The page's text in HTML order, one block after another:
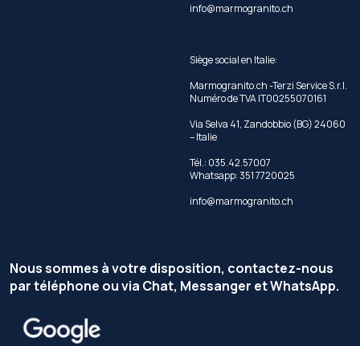
info@marmogranito.ch
Siège social en Italie:
Marmogranito.ch -Terzi Service S.r.l.
Numéro de TVA IT00255070161
Via Selva 41, Zandobbio (BG) 24060
– Italie
Tél.: 035.42.57007
Whatsapp: 351 7720025
info@marmogranito.ch
Nous sommes à votre disposition, contactez-nous
par téléphone ou via Chat, Messanger et WhatsApp.